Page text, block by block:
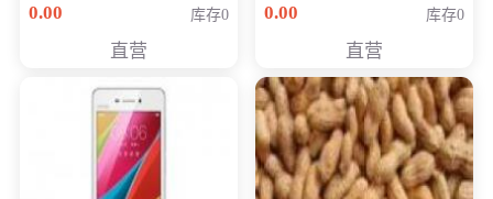
版 全网通(3G+32G)
0.00 库存0
直营
0.00
库存0
直营